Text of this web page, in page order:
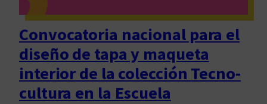
e
ñ
a
d
e
F
Convocatoria nacional para el
diseño de tapa y maqueta
interior de la colección Tecno-
cultura en la Escuela